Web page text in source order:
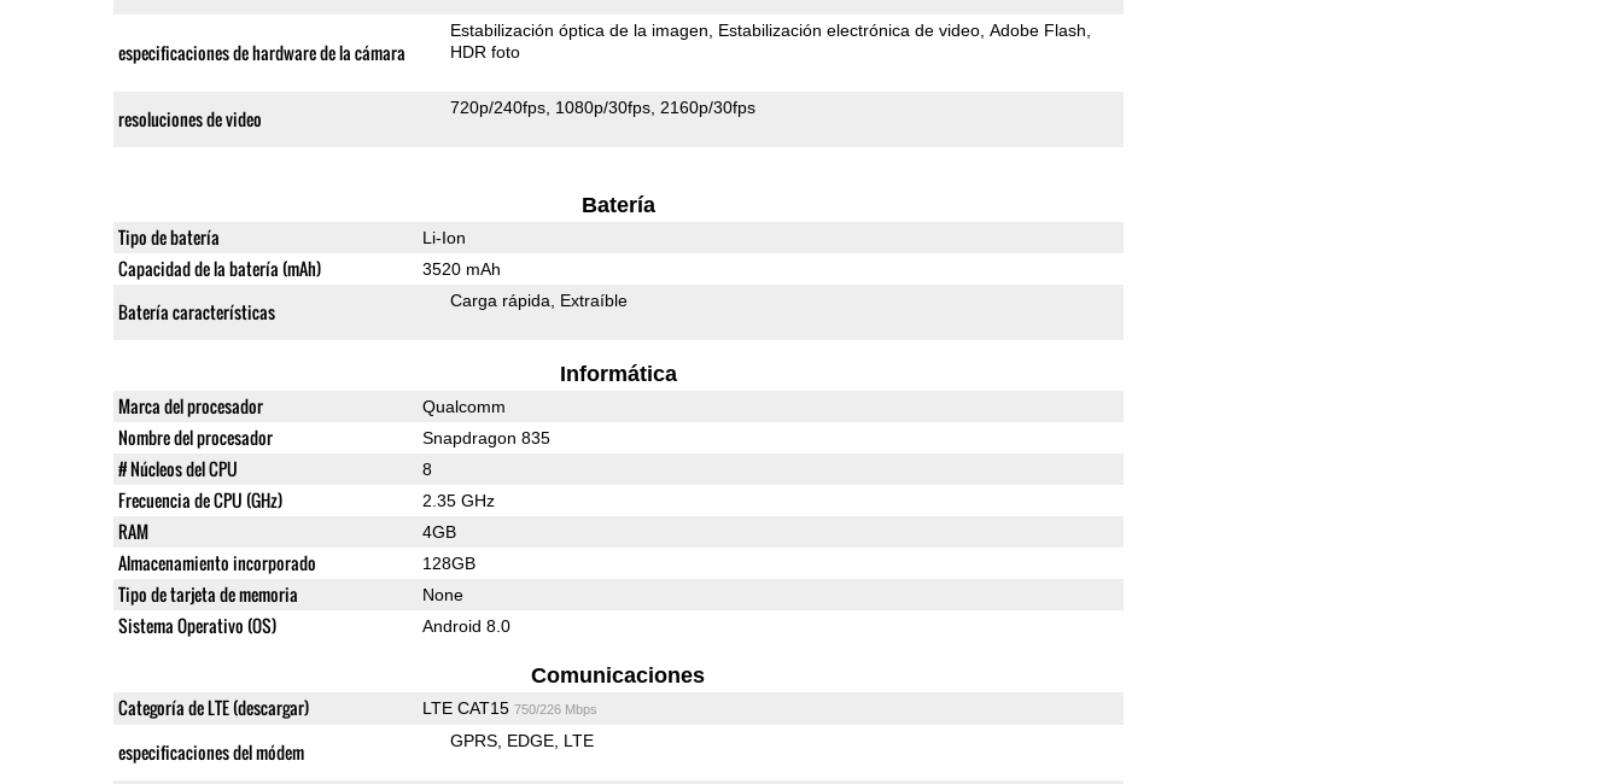
especificaciones de hardware de la cámara
Estabilización óptica de la imagen Estabilización electrónica de video Adobe Flash
HDR foto
resoluciones de video 720p/240fps 1080p/30fps 2160p/30fps
Batería
Tipo de batería Li-Ion
Capacidad de la batería (mAh) 3520 mAh
Batería características Carga rápida Extraíble
Informática
Marca del procesador Qualcomm
Nombre del procesador Snapdragon 835
# Núcleos del CPU 8
Frecuencia de CPU (GHz) 2.35 GHz
RAM 4GB
Almacenamiento incorporado 128GB
Tipo de tarjeta de memoria None
Sistema Operativo (OS) Android 8.0
Comunicaciones
Categoría de LTE (descargar) LTE CAT15 750/226 Mbps
especificaciones del módem GPRS EDGE LTE